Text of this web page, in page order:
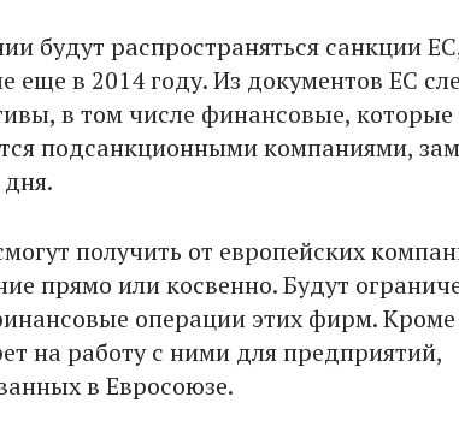
будут распространяться санкции
еще в 2014 году. Из документов ЕС
в том числе финансовые,
подсанкционными компаниями,
получить от европейских
прямо или косвенно. Будут
операции этих фирм. Кроме
на работу с ними для предприятий,
в Евросоюзе.